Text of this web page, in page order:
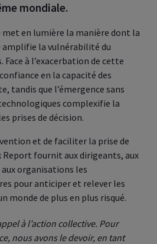
mondiale.
met en lumière la manière dont la
la vulnérabilité du
Face à l’exacerbation de cette
en la capacité des
tandis que l’émergence sans
complexifie la
prises de décision.
et de faciliter la prise de
Report fournit aux dirigeants, aux
organisations les
pour anticiper et relever les
monde de plus en plus risqué.
à l’action collective. Pour
nous avons le devoir, en tant